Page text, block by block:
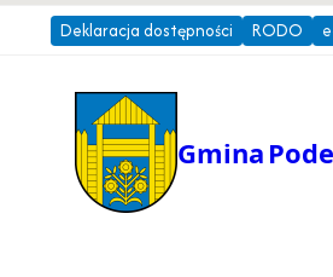
Deklaracja dostępności RODO
Gmina